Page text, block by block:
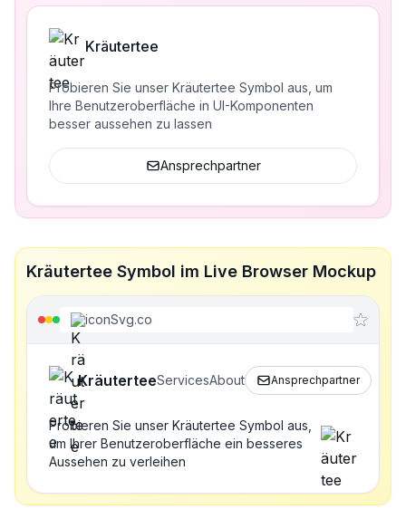
Kräutertee
Probieren Sie unser Kräutertee Symbol aus, um
Ihre Benutzeroberfläche in UI-Komponenten
besser aussehen zu lassen
Ansprechpartner
Kräutertee Symbol im Live Browser Mockup
iconSvg.co
KräuterteeServicesAbout Ansprechpartner
Probieren Sie unser Kräutertee Symbol aus,
um Ihrer Benutzeroberfläche ein besseres
Aussehen zu verleihen